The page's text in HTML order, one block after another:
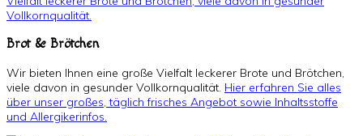
Brot & Brötchen
Wir bieten Ihnen eine große Vielfalt leckerer Brote und Brötchen,
viele davon in gesunder Vollkornqualität. Hier erfahren Sie alles
über unser großes, täglich frisches Angebot sowie Inhaltsstoffe
und Allergikerinfos.